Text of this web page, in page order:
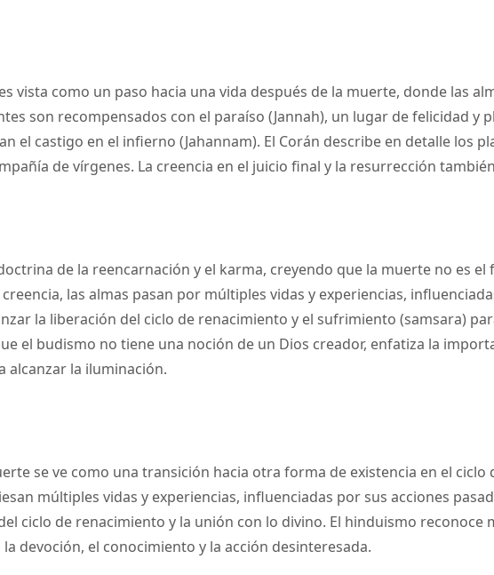
vista como un paso hacia una vida después de la muerte, donde las
son recompensados con el paraíso (Jannah), un lugar de felicidad
el castigo en el infierno (Jahannam). El Corán describe en detalle los
de vírgenes. La creencia en el juicio final y la resurrección
de la reencarnación y el karma, creyendo que la muerte no es
las almas pasan por múltiples vidas y experiencias,
la liberación del ciclo de renacimiento y el sufrimiento (samsara)
el budismo no tiene una noción de un Dios creador, enfatiza la
alcanzar la iluminación.
se ve como una transición hacia otra forma de existencia en el ciclo
múltiples vidas y experiencias, influenciadas por sus acciones
ciclo de renacimiento y la unión con lo divino. El hinduismo
devoción, el conocimiento y la acción desinteresada.